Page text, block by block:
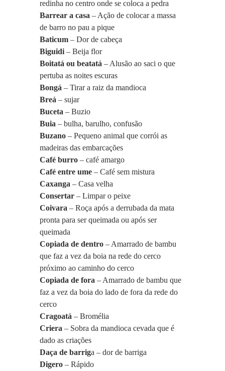
redinha no centro onde se coloca a pedra
Barrear a casa – Ação de colocar a massa
de barro no pau a pique
Baticum – Dor de cabeça
Biguidi – Beija flor
Boitatá ou beatatá – Alusão ao saci o que
pertuba as noites escuras
Bongá – Tirar a raiz da mandioca
Breá – sujar
Buceta – Buzio
Buia – bulha, barulho, confusão
Buzano – Pequeno animal que corrói as
madeiras das embarcações
Café burro – café amargo
Café entre ume – Café sem mistura
Caxanga – Casa velha
Consertar – Limpar o peixe
Coivara – Roça após a derrubada da mata
pronta para ser queimada ou após ser
queimada
Copiada de dentro – Amarrado de bambu
que faz a vez da boia na rede do cerco
próximo ao caminho do cerco
Copiada de fora – Amarrado de bambu que
faz a vez da boia do lado de fora da rede do
cerco
Cragoatá – Bromélia
Criera – Sobra da mandioca cevada que é
dado as criações
Daça de barriga – dor de barriga
Digero – Rápido